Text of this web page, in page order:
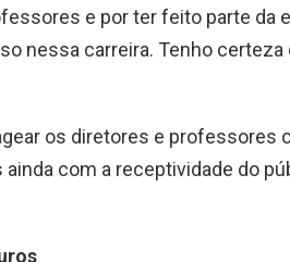
e por ter feito parte da
nessa carreira. Tenho certeza
os diretores e professores
com a receptividade do